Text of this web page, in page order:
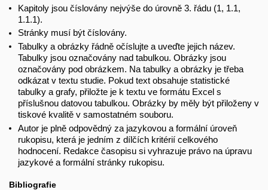
Kapitoly jsou číslovány nejvýše do úrovně 3. řádu (1, 1.1,
1.1.1).
Stránky musí být číslovány.
Tabulky a obrázky řádně očíslujte a uveďte jejich název.
Tabulky jsou označovány nad tabulkou. Obrázky jsou
označovány pod obrázkem. Na tabulky a obrázky je třeba
odkázat v textu studie. Pokud text obsahuje statistické
tabulky a grafy, přiložte je k textu ve formátu Excel s
příslušnou datovou tabulkou. Obrázky by měly být přiloženy v
tiskové kvalitě v samostatném souboru.
Autor je plně odpovědný za jazykovou a formální úroveň
rukopisu, která je jedním z dílčích kritérií celkového
hodnocení. Redakce časopisu si vyhrazuje právo na úpravu
jazykové a formální stránky rukopisu.
Bibliografie